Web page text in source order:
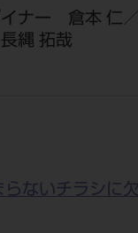
ナー 倉本 仁／
縄 拓哉
らないチラシに
サポート
い合わせ
るお問い合わせ
取り組み
ト
ー
内
内